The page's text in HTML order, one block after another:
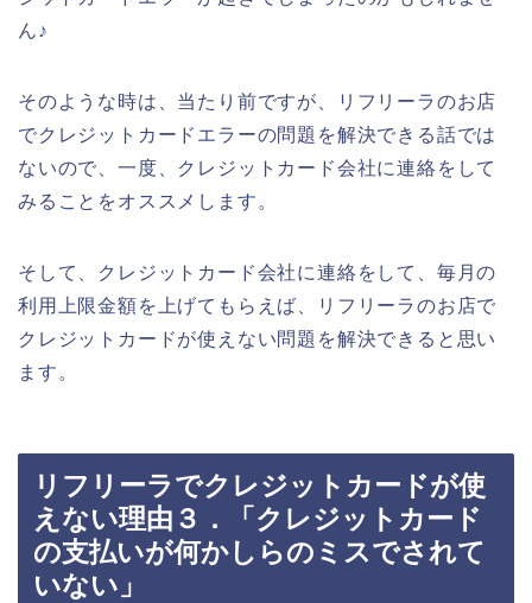
ん♪
そのような時は、当たり前ですが、リフリーラのお店
でクレジットカードエラーの問題を解決できる話では
ないので、一度、クレジットカード会社に連絡をして
みることをオススメします。
そして、クレジットカード会社に連絡をして、毎月の
利用上限金額を上げてもらえば、リフリーラのお店で
クレジットカードが使えない問題を解決できると思い
ます。
リフリーラでクレジットカードが使
えない理由３．「クレジットカード
の支払いが何かしらのミスでされて
いない」